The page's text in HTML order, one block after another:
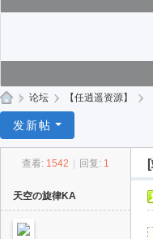
逍
» 论坛 › 【任逍遥资源】 ›
发新帖
查看: 1542 回复: 1
天空の旋律KA